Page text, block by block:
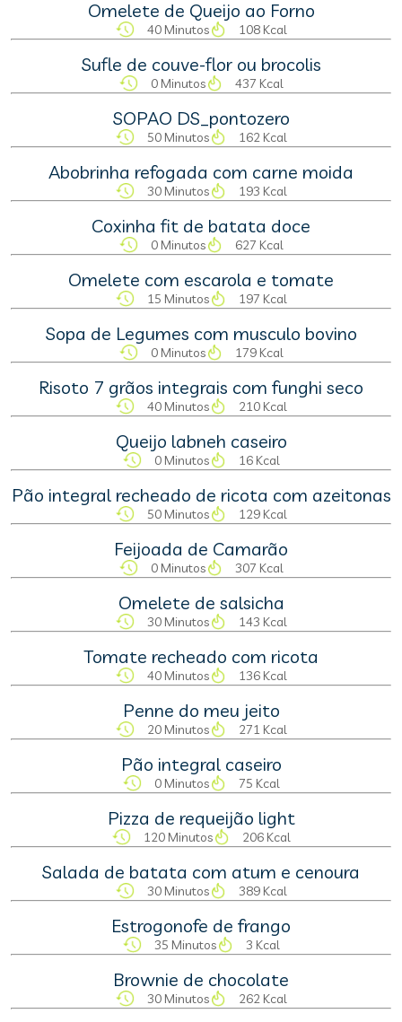
Omelete de Queijo ao Forno
40 Minutos 108 Kcal
Sufle de couve-flor ou brocolis
0 Minutos 437 Kcal
SOPAO DS_pontozero
50 Minutos 162 Kcal
Abobrinha refogada com carne moida
30 Minutos 193 Kcal
Coxinha fit de batata doce
0 Minutos 627 Kcal
Omelete com escarola e tomate
15 Minutos 197 Kcal
Sopa de Legumes com musculo bovino
0 Minutos 179 Kcal
Risoto 7 grãos integrais com funghi seco
40 Minutos 210 Kcal
Queijo labneh caseiro
0 Minutos 16 Kcal
Pão integral recheado de ricota com azeitonas
50 Minutos 129 Kcal
Feijoada de Camarão
0 Minutos 307 Kcal
Omelete de salsicha
30 Minutos 143 Kcal
Tomate recheado com ricota
40 Minutos 136 Kcal
Penne do meu jeito
20 Minutos 271 Kcal
Pão integral caseiro
0 Minutos 75 Kcal
Pizza de requeijão light
120 Minutos 206 Kcal
Salada de batata com atum e cenoura
30 Minutos 389 Kcal
Estrogonofe de frango
35 Minutos 3 Kcal
Brownie de chocolate
30 Minutos 262 Kcal